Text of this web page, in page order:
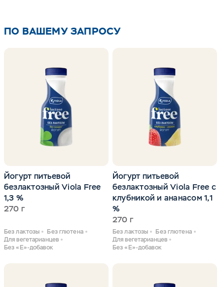
ПО ВАШЕМУ ЗАПРОСУ
Йогурт питьевой
безлактозный Viola Free
1,3 %
270 г
Без лактозы
Без глютена
Для вегетарианцев
Без «Е»-добавок
Йогурт питьевой
безлактозный Viola Free с
клубникой и ананасом 1,1
%
270 г
Без лактозы
Без глютена
Для вегетарианцев
Без «Е»-добавок